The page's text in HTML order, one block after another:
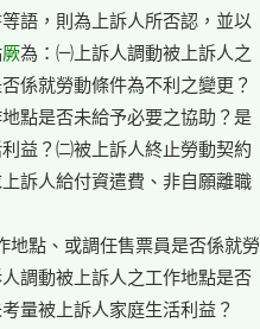
等語，則為上訴人所否認，並以
厥為：㈠上訴人調動被上訴人之
係就勞動條件為不利之變更？
地點是否未給予必要之協助？是
利益？㈡被上訴人終止勞動契約
上訴人給付資遣費、非自願離職
地點、或調任售票員是否係就勞
人調動被上訴人之工作地點是否
量被上訴人家庭生活利益？